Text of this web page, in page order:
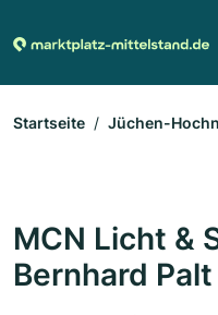
Startseite Jüchen-
MCN Licht &
Bernhard Palt